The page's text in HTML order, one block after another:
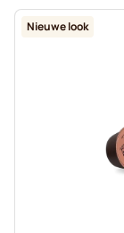
Nieuwe look